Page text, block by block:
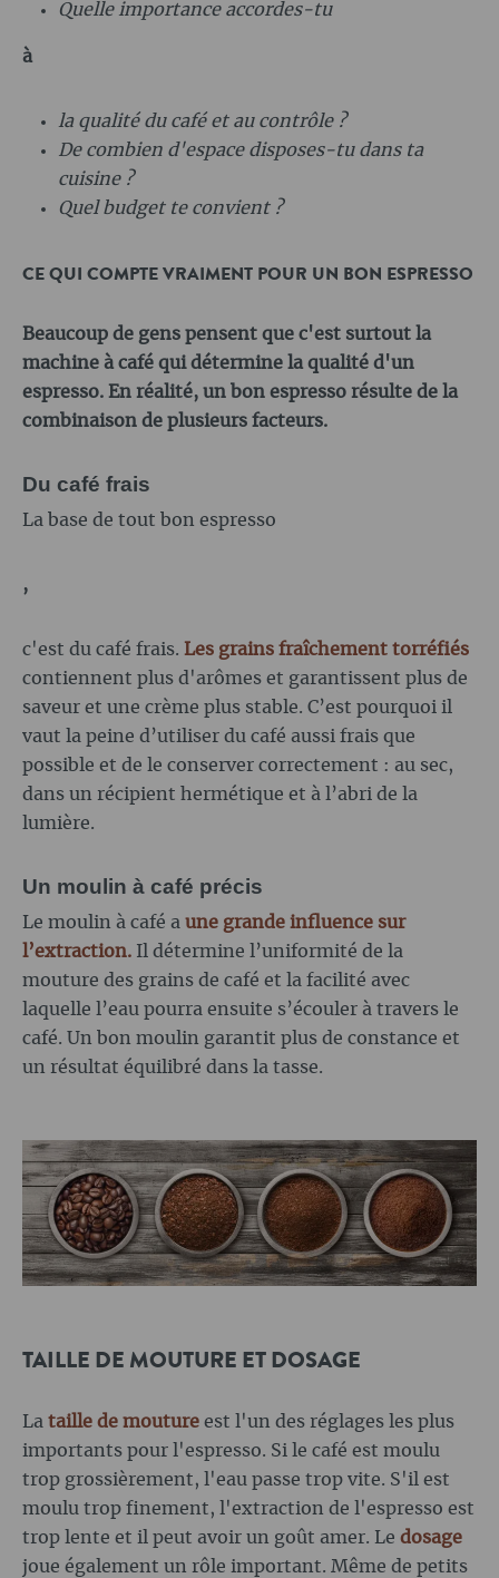
Quelle importance accordes-tu
à
la qualité du café et au contrôle ?
De combien d'espace disposes-tu dans ta
cuisine ?
Quel budget te convient ?
CE QUI COMPTE VRAIMENT POUR UN BON ESPRESSO
Beaucoup de gens pensent que c'est surtout la
machine à café qui détermine la qualité d'un
espresso. En réalité, un bon espresso résulte de la
combinaison de plusieurs facteurs.
Du café frais
La base de tout bon espresso
,
c'est du café frais. Les grains fraîchement torréfiés
contiennent plus d'arômes et garantissent plus de
saveur et une crème plus stable. C’est pourquoi il
vaut la peine d’utiliser du café aussi frais que
possible et de le conserver correctement : au sec,
dans un récipient hermétique et à l’abri de la
lumière.
Un moulin à café précis
Le moulin à café a une grande influence sur
l’extraction. Il détermine l’uniformité de la
mouture des grains de café et la facilité avec
laquelle l’eau pourra ensuite s’écouler à travers le
café. Un bon moulin garantit plus de constance et
un résultat équilibré dans la tasse.
TAILLE DE MOUTURE ET DOSAGE
La taille de mouture est l'un des réglages les plus
importants pour l'espresso. Si le café est moulu
trop grossièrement, l'eau passe trop vite. S'il est
moulu trop finement, l'extraction de l'espresso est
trop lente et il peut avoir un goût amer. Le dosage
joue également un rôle important. Même de petits